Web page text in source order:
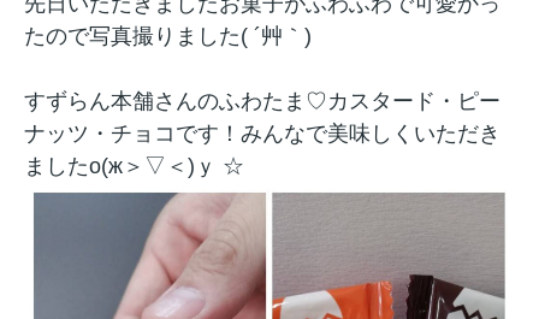
たので写真撮りました( ´艸｀)
すずらん本舗さんのふわたま♡カスタード・ピー
ナッツ・チョコです！みんなで美味しくいただき
ましたо(ж＞▽＜)ｙ ☆